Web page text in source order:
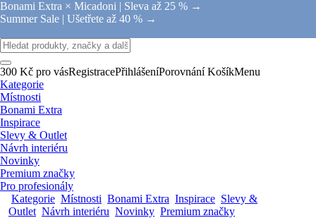
Bonami Extra × Micadoni | Sleva až 25 % →
Summer Sale | Ušetřete až 40 % →
300 Kč pro vásRegistracePřihlášeníPorovnání KošíkMenu
Kategorie
Místnosti
Bonami Extra
Inspirace
Slevy & Outlet
Návrh interiéru
Novinky
Premium značky
Pro profesionály
Kategorie Místnosti Bonami Extra Inspirace Slevy &
Outlet Návrh interiéru Novinky Premium značky